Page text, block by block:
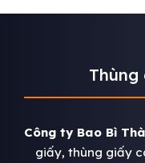
Thùng
Công ty Bao Bì
giấy, thùng giấy